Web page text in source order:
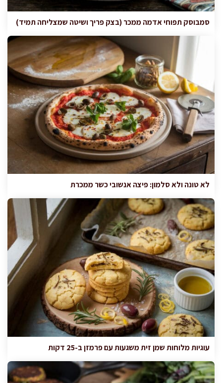
סמבוסק תפוחי אדמה ממכר (בצק פריך ושיטה שמצליחה תמיד)
לא טונה ולא סלמון: פיצה אנשובי כשר ממכרת
עוגיות מלוחות שמן זית משגעות עם פרמזן ב-25 דקות